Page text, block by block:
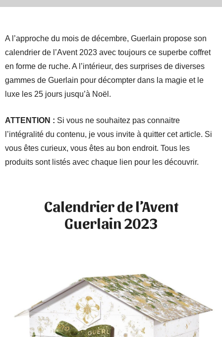
A l’approche du mois de décembre, Guerlain propose son
calendrier de l’Avent 2023 avec toujours ce superbe coffret
en forme de ruche. A l’intérieur, des surprises de diverses
gammes de Guerlain pour décompter dans la magie et le
luxe les 25 jours jusqu’à Noël.
ATTENTION : Si vous ne souhaitez pas connaitre
l’intégralité du contenu, je vous invite à quitter cet article. Si
vous êtes curieux, vous êtes au bon endroit. Tous les
produits sont listés avec chaque lien pour les découvrir.
Calendrier de l’Avent
Guerlain 2023